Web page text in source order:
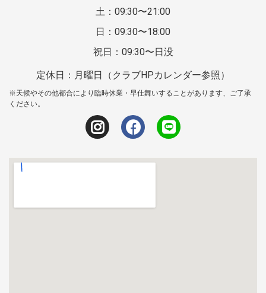
土：09:30〜21:00
日：09:30〜18:00
祝日：09:30〜日没
定休日：月曜日（クラブHPカレンダー参照）
※天候やその他都合により臨時休業・早仕舞いすることがあります、ご了承
ください。